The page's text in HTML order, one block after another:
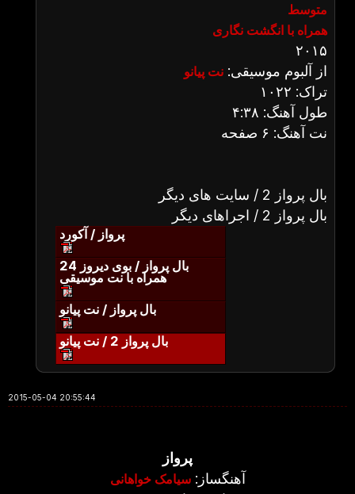
متوسط
همراه با انگشت نگاری
۲۰۱۵
از آلبوم موسیقی: نت پیانو
تراک: ۱۰۲۲
طول آهنگ: ۴:۳۸
نت آهنگ: ۶ صفحه
بال پرواز 2 / سایت های دیگر
بال پرواز 2 / اجراهای دیگر
پرواز / آکورد
بال پرواز / بوی دیروز 24
همراه با نت موسیقی
بال پرواز / نت پیانو
بال پرواز 2 / نت پیانو
2015-05-04 20:55:44
پرواز
آهنگساز:سیامک خواهانی